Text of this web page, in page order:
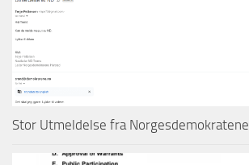
Stor Utmeldelse fra Norgesdemokratene